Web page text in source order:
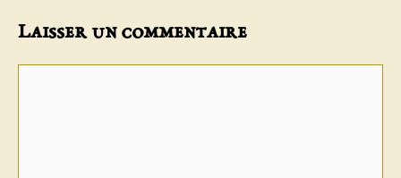
Laisser un commentaire